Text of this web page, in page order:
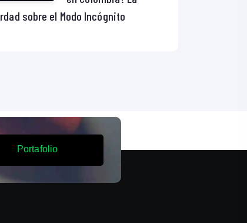
sobre el Modo Incógnito
Portafol io